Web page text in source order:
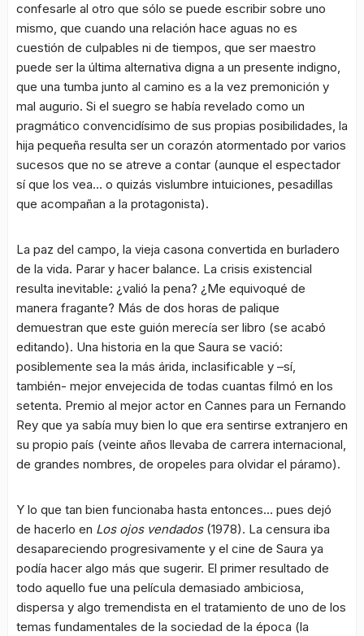
confesarle al otro que sólo se puede escribir sobre uno
mismo, que cuando una relación hace aguas no es
cuestión de culpables ni de tiempos, que ser maestro
puede ser la última alternativa digna a un presente indigno,
que una tumba junto al camino es a la vez premonición y
mal augurio. Si el suegro se había revelado como un
pragmático convencidísimo de sus propias posibilidades, la
hija pequeña resulta ser un corazón atormentado por varios
sucesos que no se atreve a contar (aunque el espectador
sí que los vea… o quizás vislumbre intuiciones, pesadillas
que acompañan a la protagonista).
La paz del campo, la vieja casona convertida en burladero
de la vida. Parar y hacer balance. La crisis existencial
resulta inevitable: ¿valió la pena? ¿Me equivoqué de
manera fragante? Más de dos horas de palique
demuestran que este guión merecía ser libro (se acabó
editando). Una historia en la que Saura se vació:
posiblemente sea la más árida, inclasificable y –sí,
también- mejor envejecida de todas cuantas filmó en los
setenta. Premio al mejor actor en Cannes para un Fernando
Rey que ya sabía muy bien lo que era sentirse extranjero en
su propio país (veinte años llevaba de carrera internacional,
de grandes nombres, de oropeles para olvidar el páramo).
Y lo que tan bien funcionaba hasta entonces… pues dejó
de hacerlo en Los ojos vendados(1978). La censura iba
desapareciendo progresivamente y el cine de Saura ya
podía hacer algo más que sugerir. El primer resultado de
todo aquello fue una película demasiado ambiciosa,
dispersa y algo tremendista en el tratamiento de uno de los
temas fundamentales de la sociedad de la época (la